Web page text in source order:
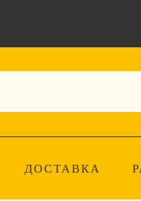
ДОСТАВКА